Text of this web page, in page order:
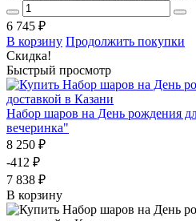
6 745 ₽
В корзину Продолжить покупки
Скидка!
Быстрый просмотр
Набор шаров на День рождения
вечеринка"
8 250 ₽
-412 ₽
7 838 ₽
В корзину